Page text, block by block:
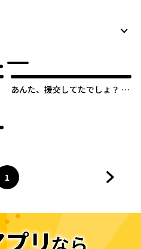
あんた、援交してたでしょ？ 黒
ページ
1
へ